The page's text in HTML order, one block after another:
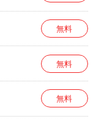
無料
無料
無料